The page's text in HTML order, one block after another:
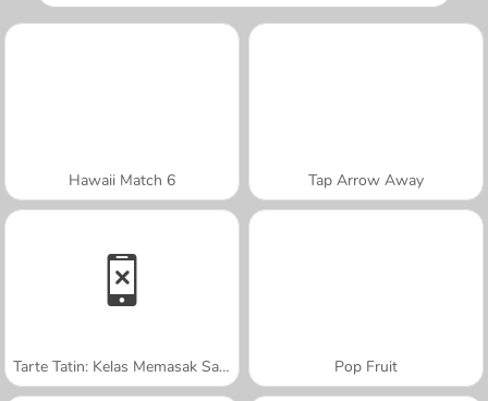
Hawaii Match 6 Tap Arrow Away
Tarte Tatin: Kelas Memasak Sara Pop Fruit